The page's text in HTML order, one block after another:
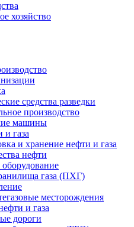
хозяйство
средства разведки
производство
машины
и газа
и хранение нефти и газа
нефти
газа (ПХГ)
месторождения
и газа
дороги